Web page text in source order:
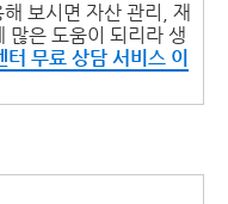
보시면 자산 관리, 재
많은 도움이 되리라 생
무료 상담 서비스 이